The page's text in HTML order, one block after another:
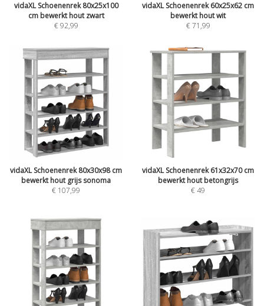
vidaXL Schoenenrek 80x25x100
cm bewerkt hout zwart
€92,99
vidaXL Schoenenrek 60x25x62 cm
bewerkt hout wit
€71,99
vidaXL Schoenenrek 80x30x98 cm
bewerkt hout grijs sonoma
€ 107,99
vidaXL Schoenenrek 61x32x70 cm
bewerkt hout betongrijs
€49